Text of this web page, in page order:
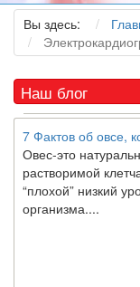
Вы здесь:
Наш блог
5 причин
Какдиетолог , я
приходят в нашу
правильно и
7 Фактов об овсе,
Овес-это
растворимой
“плохой” низкий
организма....